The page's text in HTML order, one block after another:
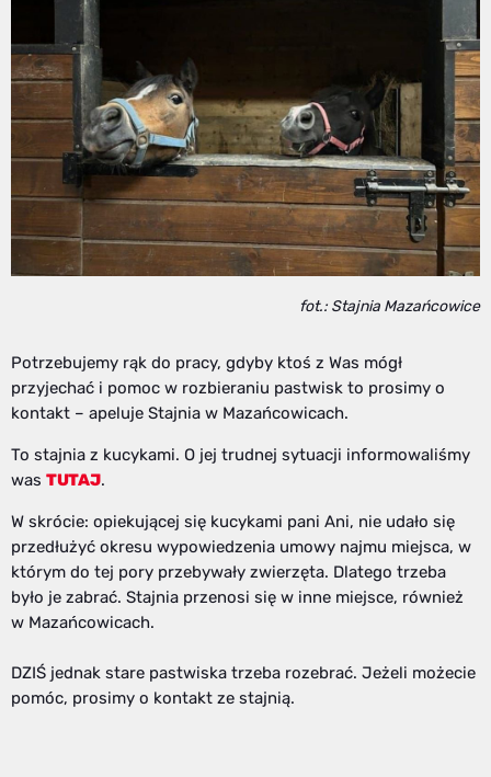
fot.: Stajnia Mazańcowice
Potrzebujemy rąk do pracy, gdyby ktoś z Was mógł
przyjechać i pomoc w rozbieraniu pastwisk to prosimy o
kontakt – apeluje Stajnia w Mazańcowicach.
To stajnia z kucykami. O jej trudnej sytuacji informowaliśmy
was TUTAJ.
W skrócie: opiekującej się kucykami pani Ani, nie udało się
przedłużyć okresu wypowiedzenia umowy najmu miejsca, w
którym do tej pory przebywały zwierzęta. Dlatego trzeba
było je zabrać. Stajnia przenosi się w inne miejsce, również
w Mazańcowicach.
DZIŚ jednak stare pastwiska trzeba rozebrać. Jeżeli możecie
pomóc, prosimy o kontakt ze stajnią.